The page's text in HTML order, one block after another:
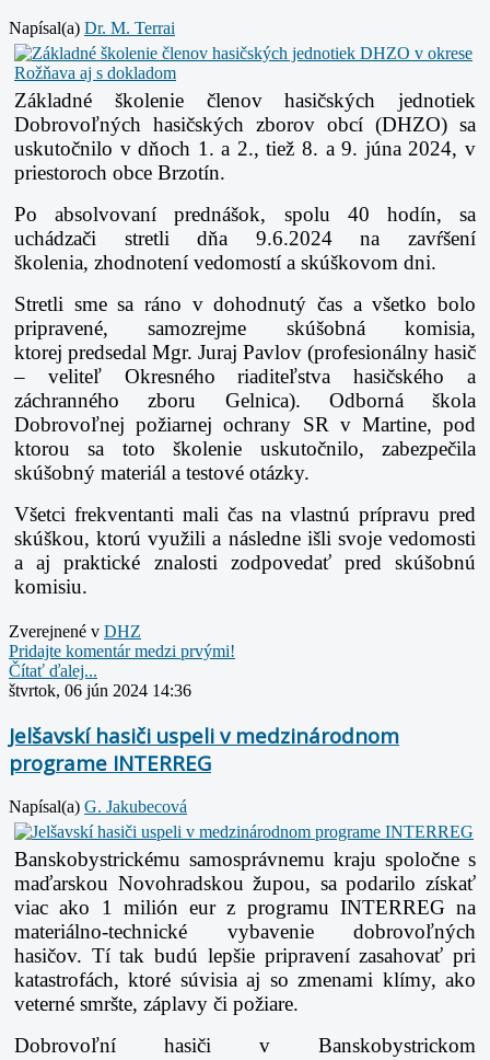
Napísal(a) Dr. M. Terrai
Základné školenie členov hasičských jednotiek
Dobrovoľných hasičských zborov obcí (DHZO) sa
uskutočnilo v dňoch 1. a 2., tiež 8. a 9. júna 2024, v
priestoroch obce Brzotín.
Po absolvovaní prednášok, spolu 40 hodín, sa
uchádzači stretli dňa 9.6.2024 na zavŕšení
školenia, zhodnotení vedomostí a skúškovom dni.
Stretli sme sa ráno v dohodnutý čas a všetko bolo
pripravené, samozrejme skúšobná komisia,
ktorej predsedal Mgr. Juraj Pavlov (profesionálny hasič
– veliteľ Okresného riaditeľstva hasičského a
záchranného zboru Gelnica). Odborná škola
Dobrovoľnej požiarnej ochrany SR v Martine, pod
ktorou sa toto školenie uskutočnilo, zabezpečila
skúšobný materiál a testové otázky.
Všetci frekventanti mali čas na vlastnú prípravu pred
skúškou, ktorú využili a následne išli svoje vedomosti
a aj praktické znalosti zodpovedať pred skúšobnú
komisiu.
Zverejnené v DHZ
Pridajte komentár medzi prvými!
Čítať ďalej...
štvrtok, 06 jún 2024 14:36
Jelšavskí hasiči uspeli v medzinárodnom
programe INTERREG
Napísal(a) G. Jakubecová
Banskobystrickému samosprávnemu kraju spoločne s
maďarskou Novohradskou župou, sa podarilo získať
viac ako 1 milión eur z programu INTERREG na
materiálno-technické vybavenie dobrovoľných
hasičov. Tí tak budú lepšie pripravení zasahovať pri
katastrofách, ktoré súvisia aj so zmenami klímy, ako
veterné smršte, záplavy či požiare.
Dobrovoľní hasiči v Banskobystrickom